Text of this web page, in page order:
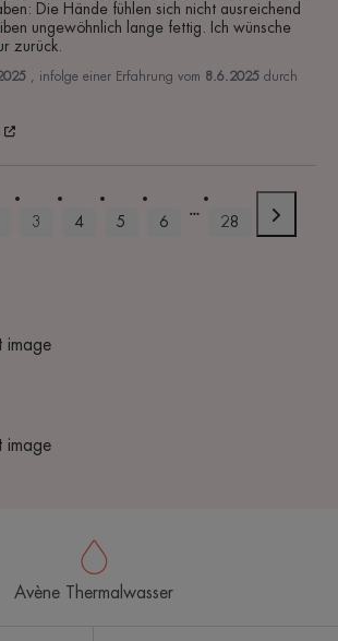
Die Hände fühlen sich nicht ausreichend
ungewöhnlich lange fettig. Ich wünsche
zurück.
, infolge einer Erfahrung vom 8.6.2025 durch
3 4 5 6 28
Avène Thermalwasser